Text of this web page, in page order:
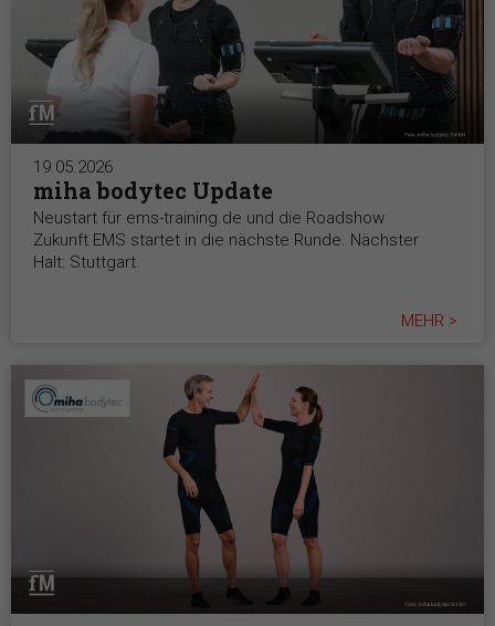
19.05.2026
miha bodytec Update
Neustart für ems-training.de und die Roadshow
Zukunft EMS startet in die nächste Runde. Nächster
Halt: Stuttgart.
MEHR >